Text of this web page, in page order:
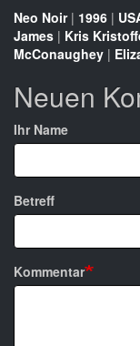
Neo Noir| 1996 |
James | Kris
McConaughey |
Neuen
Ihr Name
Betreff
Kommentar